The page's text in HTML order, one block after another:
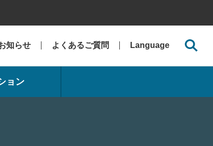
知らせ よくあるご質問 Language
ョン